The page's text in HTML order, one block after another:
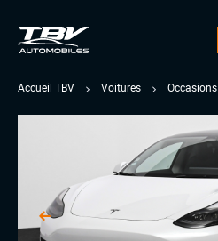
Accueil TBV Voitures Occasions